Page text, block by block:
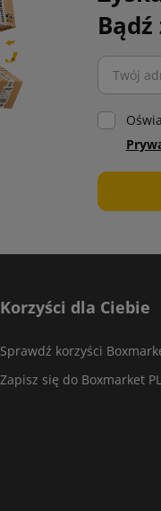
Korzyści dla Ciebie
Sprawdź korzyści
Zapisz się do Boxmarket